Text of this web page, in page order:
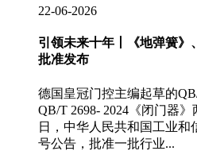
22-06-2026
引领未来十年丨《地弹簧》
批准发布
德国皇冠门控主编起草的
QB/T 2698- 2024《闭门器
日，中华人民共和国工业和
号公告，批准一批行业...